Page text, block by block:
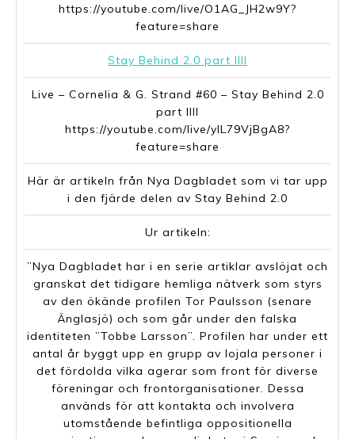
https://youtube.com/live/O1AG_JH2w9Y?
feature=share
Stay Behind 2.0 part IIII
Live – Cornelia & G. Strand #60 – Stay Behind 2.0
part IIII
https://youtube.com/live/ylL79VjBgA8?
feature=share
Här är artikeln från Nya Dagbladet som vi tar upp
i den fjärde delen av Stay Behind 2.0
Ur artikeln:
”Nya Dagbladet har i en serie artiklar avslöjat och
granskat det tidigare hemliga nätverk som styrs
av den ökände profilen Tor Paulsson (senare
Änglasjö) och som går under den falska
identiteten ”Tobbe Larsson”. Profilen har under ett
antal år byggt upp en grupp av lojala personer i
det fördolda vilka agerar som front för diverse
föreningar och frontorganisationer. Dessa
används för att kontakta och involvera
utomstående befintliga oppositionella